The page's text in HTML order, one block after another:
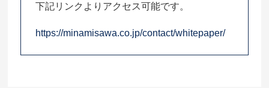
下記リンクよりアクセス可能です。
https://minamisawa.co.jp/contact/whitepaper/